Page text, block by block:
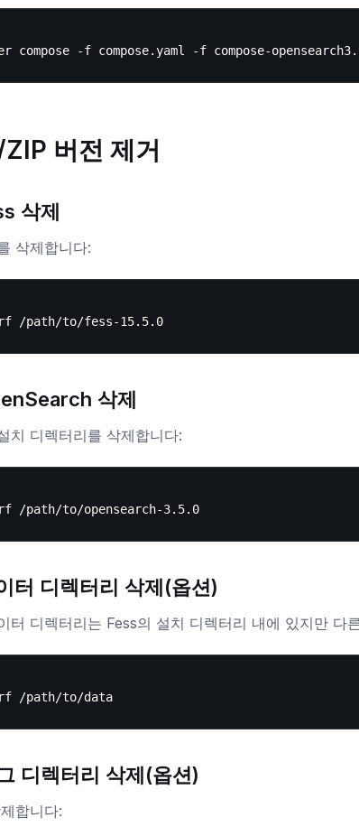
버전 제거
삭제
삭제합니다:
$ rm -rf /path/to/fess-15.5.0
삭제
치 디렉터리를 삭제합니다:
$ rm -rf /path/to/opensearch-3.5.0
터 디렉터리 삭제(옵션)
터 디렉터리는 Fess의 설치 디렉터리 내에 있지만 다
$ rm -rf /path/to/data
디렉터리 삭제(옵션)
합니다: